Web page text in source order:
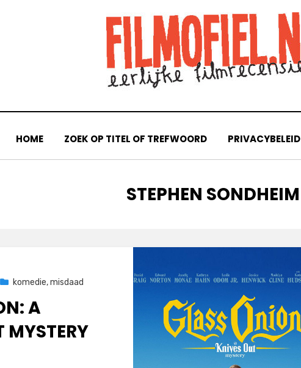
HOME ZOEK OP TITEL OF TREFWOORD PRIVACYBELEID
TAG
:
STEPHEN SONDHEIM
komedie,misdaad
A
MYSTERY